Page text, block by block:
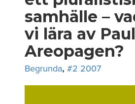
samhälle –
vi lära av
Areopagen?
Begrunda, #2 2007